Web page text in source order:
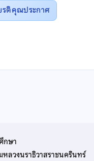
รติคุณประกาศ
กษา
ลวงนราธิวาสราชนครินทร์